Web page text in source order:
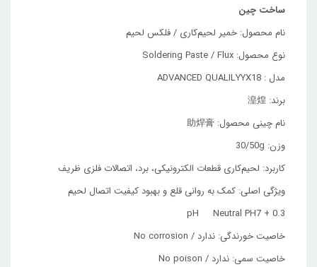
ساخت چین
نام محصول: خمیر لحیم‌کاری / فلکس لحیم
نوع محصول: Soldering Paste / Flux
مدل : ADVANCED QUALILYYX18
برند: 湟煌
نام چینی محصول: 助焊膏
وزن: 30/50g
کاربرد: لحیم‌کاری قطعات الکترونیکی، برد، اتصالات فلزی ظریف
ویژگی اصلی: کمک به روانی قلع و بهبود کیفیت اتصال لحیم
pH Neutral PH7 + 0.3
خاصیت خورندگی: ندارد / No corrosion
خاصیت سمی: ندارد / No poison